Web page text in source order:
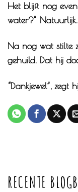
Het blijft nog
water?” Natuurlijk.
Na nog wat stilte
gehuild. Dat hij
“Dankjewel”, zegt
RECENTE